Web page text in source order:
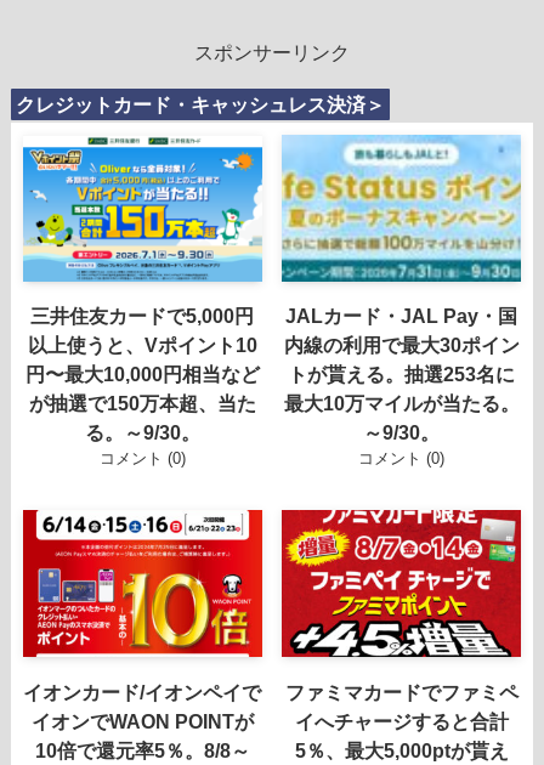
スポンサーリンク
クレジットカード・キャッシュレス決済＞
三井住友カードで5,000円
以上使うと、Vポイント10
円〜最大10,000円相当など
が抽選で150万本超、当た
る。～9/30。
コメント (0)
JALカード・JAL Pay・国
内線の利用で最大30ポイン
トが貰える。抽選253名に
最大10万マイルが当たる。
～9/30。
コメント (0)
イオンカード/イオンペイで
イオンでWAON POINTが
10倍で還元率5％。8/8～
ファミマカードでファミペ
イへチャージすると合計
5％、最大5,000ptが貰え